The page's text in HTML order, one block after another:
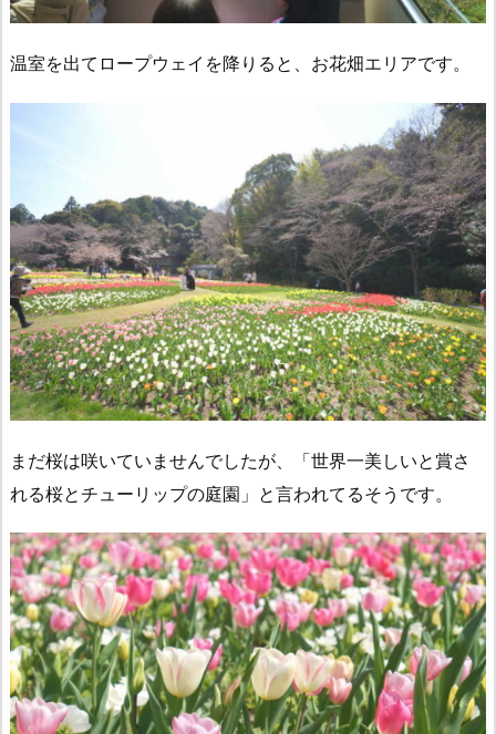
温室を出てロープウェイを降りると、お花畑エリアです。
まだ桜は咲いていませんでしたが、「世界一美しいと賞さ
れる桜とチューリップの庭園」と言われてるそうです。